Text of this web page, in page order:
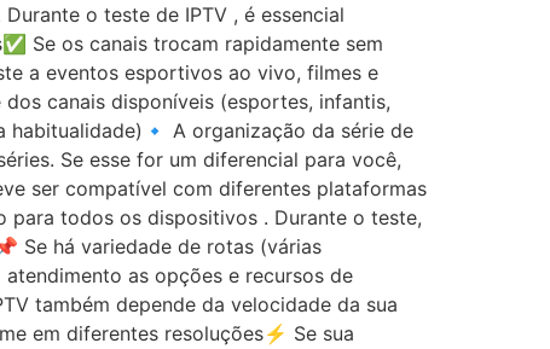
o teste de IPTV , é essencial
Se os canais trocam rapidamente sem
a eventos esportivos ao vivo, filmes e
canais disponíveis (esportes, infantis,
habitualidade)🔹 A organização da série de
Se esse for um diferencial para você,
ser compatível com diferentes plataformas
para todos os dispositivos . Durante o teste,
Se há variedade de rotas (várias
as opções e recursos de
também depende da velocidade da sua
em diferentes resoluções⚡ Se sua